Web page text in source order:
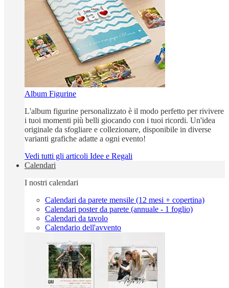
Album Figurine
L'album figurine personalizzato è il modo perfetto per rivivere
i tuoi momenti più belli giocando con i tuoi ricordi. Un'idea
originale da sfogliare e collezionare, disponibile in diverse
varianti grafiche adatte a ogni evento!
Vedi tutti gli articoli Idee e Regali
Calendari
I nostri calendari
Calendari da parete mensile (12 mesi + copertina)
Calendari poster da parete (annuale - 1 foglio)
Calendari da tavolo
Calendario dell'avvento